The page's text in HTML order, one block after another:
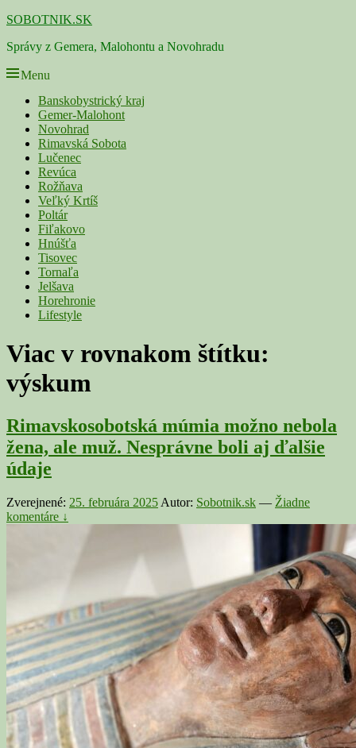
Skip
content
SOBOTNIK.SK
Správy z Gemera, Malohontu a Novohradu
Menu
Primárne
menu
Banskobystrický kraj
Gemer-Malohont
Novohrad
Rimavská Sobota
Lučenec
Revúca
Rožňava
Veľký Krtíš
Poltár
Fiľakovo
Hnúšťa
Tisovec
Tornaľa
Jelšava
Horehronie
Lifestyle
Viac v rovnakom štítku:
výskum
Rimavskosobotská múmia možno nebola
žena, ale muž. Nesprávne boli aj ďalšie
údaje
Zverejnené: 25. februára 2025 Autor: Sobotnik.sk — Žiadne
komentáre ↓